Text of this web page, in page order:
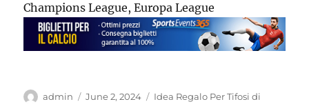
Champions League, Europa League
Author
admin
Posted
June 2, 2024 Categories
Idea Regalo Per Tifosi di